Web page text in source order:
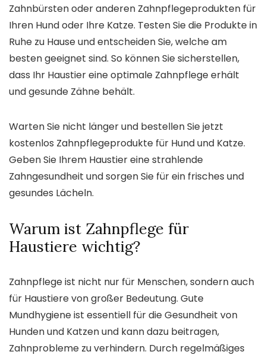
Zahnbürsten oder anderen Zahnpflegeprodukten für
Ihren Hund oder Ihre Katze. Testen Sie die Produkte in
Ruhe zu Hause und entscheiden Sie, welche am
besten geeignet sind. So können Sie sicherstellen,
dass Ihr Haustier eine optimale Zahnpflege erhält
und gesunde Zähne behält.
Warten Sie nicht länger und bestellen Sie jetzt
kostenlos Zahnpflegeprodukte für Hund und Katze.
Geben Sie Ihrem Haustier eine strahlende
Zahngesundheit und sorgen Sie für ein frisches und
gesundes Lächeln.
Warum ist Zahnpflege für
Haustiere wichtig?
Zahnpflege ist nicht nur für Menschen, sondern auch
für Haustiere von großer Bedeutung. Gute
Mundhygiene ist essentiell für die Gesundheit von
Hunden und Katzen und kann dazu beitragen,
Zahnprobleme zu verhindern. Durch regelmäßiges